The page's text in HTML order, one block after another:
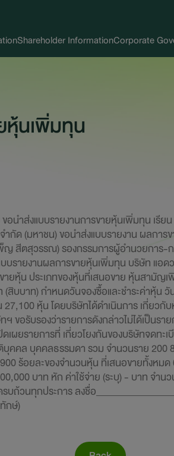
Shareholder InformationCorporate
หุ้นเพิ่มทุน
นำส่งแบบรายงานการขายหุ้นเพิ่มทุน เรี
ำกัด (มหาชน) ขอนำส่งแบบรายงาน ผลกา
ญ สีตสุวรรณ) รองกรรมการผู้อำนวยการ-
บรายงานผลการขายหุ้นเพิ่มทุน บริษัท แอ
ยหุ้น ประเภทของหุ้นที่เสนอขาย หุ้นสามัญ
สิบบาท) กำหนดวันจองซื้อและชำระค่าหุ้น
หุ้น โดยบริษัทได้ดำเนินการ เกี่ยว
อรับรองว่ารายการดังกล่าวไม่ได้เป็นร
ดเผยรายการที่ เกี่ยวโยงกันของบริษัทจด
คคล บุคคลธรรมดา รวม จำนวนราย
ร้อยละของจำนวนหุ้น ที่เสนอขายทั้งหม
บาท หัก ค่าใช้จ่าย (ระบุ) - บาท จำ
ถ้วนทุกประการ ลงชื่อ
กษ์)